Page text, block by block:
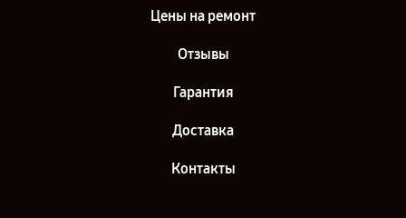
Цены на ремонт
Отзывы
Гарантия
Доставка
Контакты